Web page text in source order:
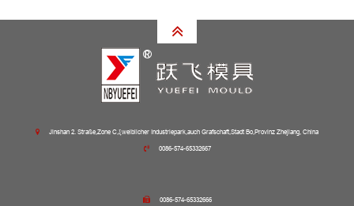
Jinshan 2. Straße,Zone C,ξweiblicher Industriepark,auch Grafschaft,Stadt Bo,Provinz Zhejiang, China
0086-574-65332667
0086-574-65332666